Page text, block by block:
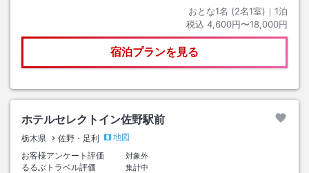
おとな1名 (2名1室)｜ 1泊
税込 4,600円〜18,000円
宿泊プランを見る
ホテルセレクトイン佐野駅前
栃木県 佐野・足利
地図
お客様アンケート評価
対象外
るるぶトラベル評価
集計中